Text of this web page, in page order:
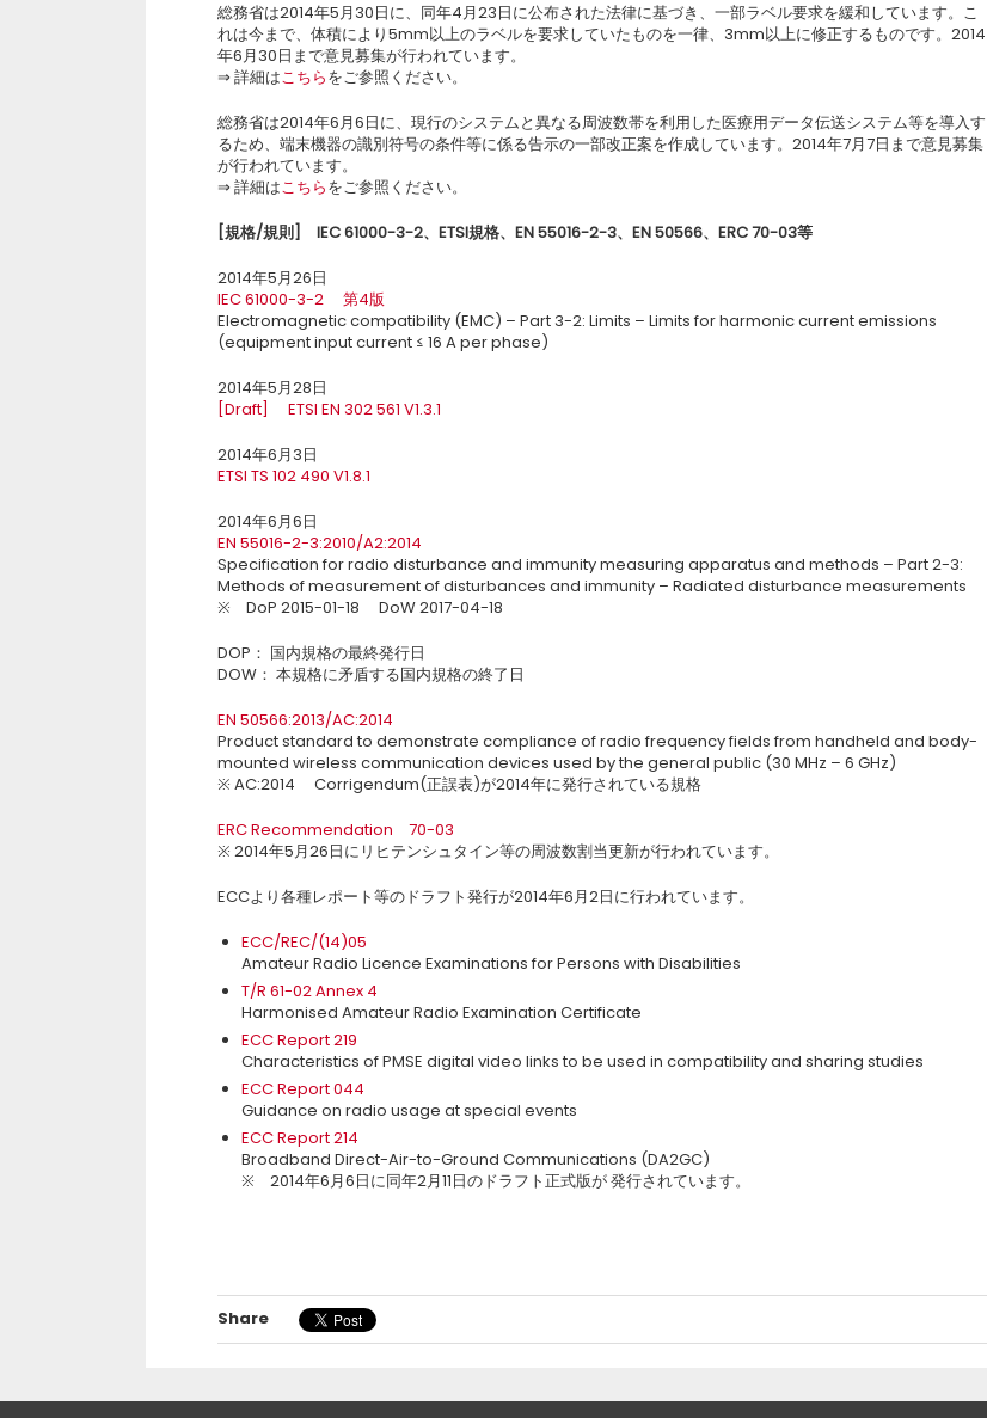
総務省は2014年5月30日に、同年4月23日に公布された法律に基づき、一部ラベル要求を緩和しています。こ
れは今まで、体積により5mm以上のラベルを要求していたものを一律、3mm以上に修正するものです。2014
年6月30日まで意見募集が行われています。
⇒ 詳細はこちらをご参照ください。
総務省は2014年6月6日に、現行のシステムと異なる周波数帯を利用した医療用データ伝送システム等を導入す
るため、端末機器の識別符号の条件等に係る告示の一部改正案を作成しています。2014年7月7日まで意見募集
が行われています。
⇒ 詳細はこちらをご参照ください。
[規格/規則] IEC 61000-3-2、 ETSI規格、 EN 55016-2-3、 EN 50566、 ERC 70-03等
2014年5月26日
IEC 61000-3-2 第4版
Electromagnetic compatibility (EMC) – Part 3-2: Limits – Limits for harmonic current emissions
(equipment input current ≤ 16 A per phase)
2014年5月28日
[Draft] ETSI EN 302 561 V1.3.1
2014年6月3日
ETSI TS 102 490 V1.8.1
2014年6月6日
EN 55016-2-3:2010/A2:2014
Specification for radio disturbance and immunity measuring apparatus and methods – Part 2-3:
Methods of measurement of disturbances and immunity – Radiated disturbance measurements
※ DoP 2015-01-18 DoW 2017-04-18
DOP： 国内規格の最終発行日
DOW： 本規格に矛盾する国内規格の終了日
EN 50566:2013/AC:2014
Product standard to demonstrate compliance of radio frequency fields from handheld and body-
mounted wireless communication devices used by the general public (30 MHz – 6 GHz)
※ AC:2014 Corrigendum(正誤表)が2014年に発行されている規格
ERC Recommendation 70-03
※ 2014年5月26日にリヒテンシュタイン等の周波数割当更新が行われています。
ECCより各種レポート等のドラフト発行が2014年6月2日に行われています。
ECC/REC/(14)05
Amateur Radio Licence Examinations for Persons with Disabilities
T/R 61-02 Annex 4
Harmonised Amateur Radio Examination Certificate
ECC Report 219
Characteristics of PMSE digital video links to be used in compatibility and sharing studies
ECC Report 044
Guidance on radio usage at special events
ECC Report 214
Broadband Direct-Air-to-Ground Communications (DA2GC)
※ 2014年6月6日に同年2月11日のドラフト正式版が 発行されています。
Share